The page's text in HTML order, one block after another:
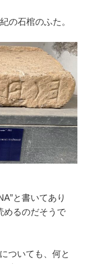
の石棺のふた。
と書いてあり
めるのだそうで
ついても、何と